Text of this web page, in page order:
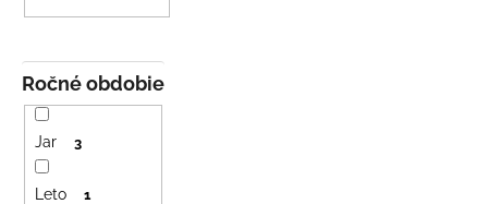
Ročné obdobie
Jar 3
Leto 1